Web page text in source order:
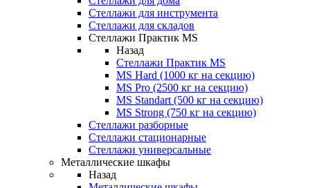
Стеллажи для инструмента
Стеллажи для складов
Стеллажи Практик MS
Назад
Стеллажи Практик MS
MS Hard (1000 кг на секцию)
MS Pro (2500 кг на секцию)
MS Standart (500 кг на секцию)
MS Strong (750 кг на секцию)
Стеллажи разборные
Стеллажи стационарные
Стеллажи универсальные
Металлические шкафы
Назад